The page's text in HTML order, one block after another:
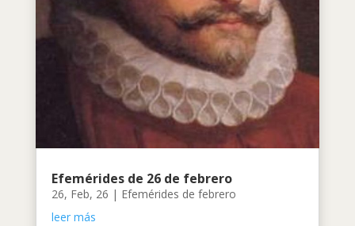
Efemérides de 26 de febrero
26, Feb, 26 | Efemérides de febrero
leer más